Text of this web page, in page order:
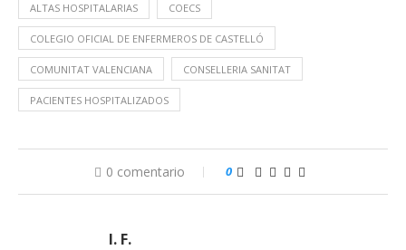
ALTAS HOSPITALARIAS COECS
COLEGIO OFICIAL DE ENFERMEROS DE CASTELLÓ
COMUNITAT VALENCIANA CONSELLERIA SANITAT
PACIENTES HOSPITALIZADOS
0 comentario 0
I. F.